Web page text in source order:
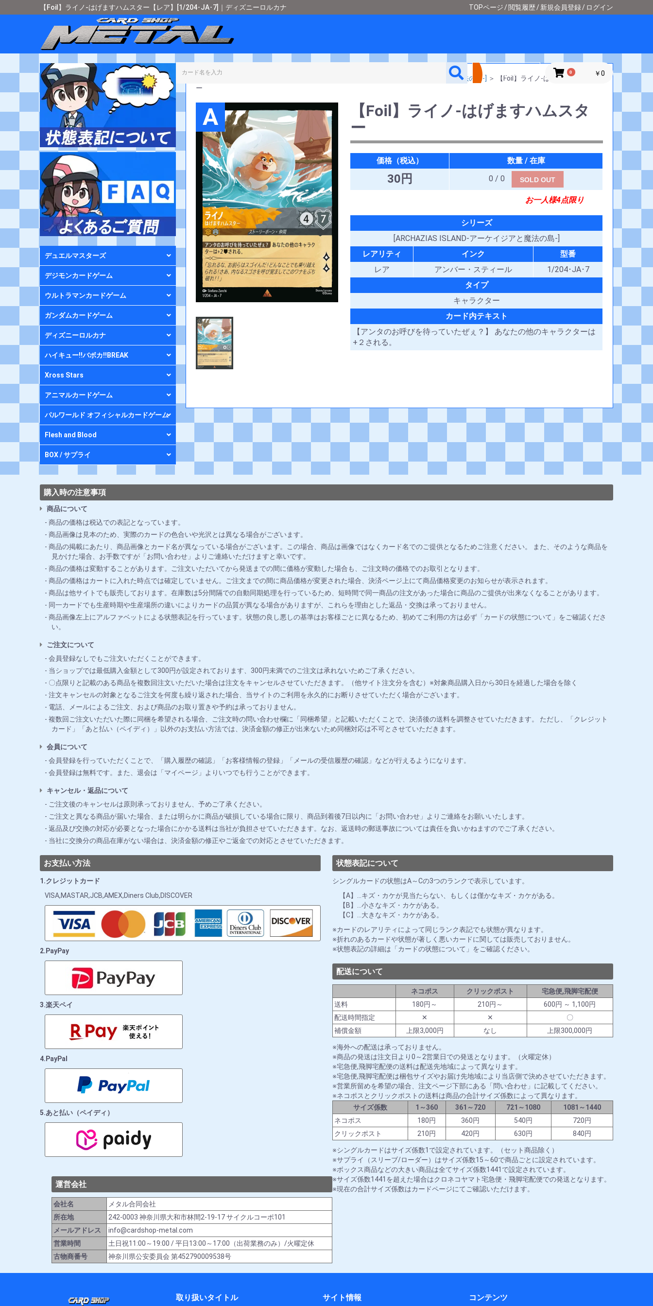
【Foil】ライノ-はげますハムスター【レア】[1/204･JA･7]｜ディズニーロルカナ TOPページ 閲覧履歴 新規会員登録 ログイン
詳細検索 0 ￥0
デュエルマスターズ
デジモンカードゲーム
ウルトラマンカードゲーム
ガンダムカードゲーム
ディズニーロルカナ
ハイキュー!!バボカ!!BREAK
Xross Stars
アニマルカードゲーム
パルワールド オフィシャルカードゲーム
Flesh and Blood
BOX / サプライ
[ARCHAZIAS ISLAND-アーケイジアと魔法の島-] ＞
【Foil】ライノ-はげますハムスタ
ー
A
【Foil】ライノ-はげますハムスタ
ー
価格（税込） 数量 / 在庫
30円 0 / 0 SOLD OUT
お一人様4点限り
シリーズ
[ARCHAZIAS ISLAND-アーケイジアと魔法の島-]
レアリティ
インク
型番
レア
アンバー・スティール
1/204･JA･7
タイプ
キャラクター
カード内テキスト
【アンタのお呼びを待っていたぜぇ？】 あなたの他のキャラクターは
+２される。
購入時の注意事項
商品について
商品の価格は税込での表記となっています。
商品画像は見本のため、実際のカードの色合いや光沢とは異なる場合がございます。
商品の掲載にあたり、商品画像とカード名が異なっている場合がございます。この場合、商品は画像ではなくカード名でのご提供となるためご注意ください。 また、そのような商品を
見かけた場合、お手数ですが「お問い合わせ」よりご連絡いただけますと幸いです。
商品の価格は変動することがあります。ご注文いただいてから発送までの間に価格が変動した場合も、ご注文時の価格でのお取引となります。
商品の価格はカートに入れた時点では確定していません。ご注文までの間に商品価格が変更された場合、決済ページ上にて商品価格変更のお知らせが表示されます。
商品は他サイトでも販売しております。在庫数は5分間隔での自動同期処理を行っているため、短時間で同一商品の注文があった場合に商品のご提供が出来なくなることがあります。
同一カードでも生産時期や生産場所の違いによりカードの品質が異なる場合がありますが、これらを理由とした返品・交換は承っておりません。
商品画像左上にアルファベットによる状態表記を行っています。状態の良し悪しの基準はお客様ごとに異なるため、初めてご利用の方は必ず「カードの状態について」をご確認くださ
い。
ご注文について
会員登録なしでもご注文いただくことができます。
当ショップでは最低購入金額として300円が設定されております、300円未満でのご注文は承れないためご了承ください。
〇点限りと記載のある商品を複数回注文いただいた場合は注文をキャンセルさせていただきます。（他サイト注文分を含む）※対象商品購入日から30日を経過した場合を除く
注文キャンセルの対象となるご注文を何度も繰り返された場合、当サイトのご利用を永久的にお断りさせていただく場合がございます。
電話、メールによるご注文、および商品のお取り置きや予約は承っておりません。
複数回ご注文いただいた際に同梱を希望される場合、ご注文時の問い合わせ欄に「同梱希望」と記載いただくことで、決済後の送料を調整させていただきます。 ただし、「クレジット
カード」「あと払い（ペイディ）」以外のお支払い方法では、決済金額の修正が出来ないため同梱対応は不可とさせていただきます。
会員について
会員登録を行っていただくことで、「購入履歴の確認」「お客様情報の登録」「メールの受信履歴の確認」などが行えるようになります。
会員登録は無料です。また、退会は「マイページ」よりいつでも行うことができます。
キャンセル・返品について
ご注文後のキャンセルは原則承っておりません、予めご了承ください。
ご注文と異なる商品が届いた場合、または明らかに商品が破損している場合に限り、商品到着後7日以内に「お問い合わせ」よりご連絡をお願いいたします。
返品及び交換の対応が必要となった場合にかかる送料は当社が負担させていただきます。なお、返送時の郵送事故については責任を負いかねますのでご了承ください。
当社に交換分の商品在庫がない場合は、決済金額の修正やご返金での対応とさせていただきます。
お支払い方法
1.クレジットカード
VISA,MASTAR,JCB,AMEX,Diners Club,DISCOVER
2.PayPay
3.楽天ペイ
4.PayPal
5.あと払い（ペイディ）
状態表記について
シングルカードの状態はA～Cの3つのランクで表示しています。
【A】…キズ・カケが見当たらない、もしくは僅かなキズ・カケがある。
【B】…小さなキズ・カケがある。
【C】…大きなキズ・カケがある。
カードのレアリティによって同じランク表記でも状態が異なります。
折れのあるカードや状態が著しく悪いカードに関しては販売しておりません。
状態表記の詳細は「カードの状態について」をご確認ください。
配送について
ネコポス クリックポスト
宅急便,飛脚宅配便
送料
180円～ 210円～
600円 ～ 1,100円
配送時間指定
✕ ✕
〇
補償金額
上限3,000円 なし 上限300,000円
海外への配送は承っておりません。
商品の発送は注文日より0～2営業日での発送となります。（火曜定休）
宅急便,飛脚宅配便の送料は配送先地域によって異なります。
宅急便,飛脚宅配便は梱包サイズやお届け先地域により当店側で決めさせていただきます。
営業所留めを希望の場合、注文ページ下部にある「問い合わせ」に記載してください。
ネコポスとクリックポストの送料は商品の合計サイズ係数によって異なります。
サイズ係数
1～360 361～720 721～1080
1081～1440
ネコポス
180円 360円 540円
720円
クリックポスト
210円 420円 630円 840円
シングルカードはサイズ係数1で設定されています。（セット商品除く）
サプライ（スリーブ/ローダー）はサイズ係数15～60で商品ごとに設定されています。
ボックス商品などの大きい商品は全てサイズ係数1441で設定されています。
サイズ係数1441を超えた場合はクロネコヤマト宅急便・飛脚宅配便での発送となります。
現在の合計サイズ係数はカードページにてご確認いただけます。
運営会社
会社名
メタル合同会社
所在地
242-0003 神奈川県大和市林間2-19-17 サイクルコーポ101
メールアドレス
info@cardshop-metal.com
営業時間
土日祝11:00～19:00 / 平日13:00～17:00（出荷業務のみ）/火曜定休
古物商番号
神奈川県公安委員会 第452790009538号
取り扱いタイトル サイト情報 コンテンツ